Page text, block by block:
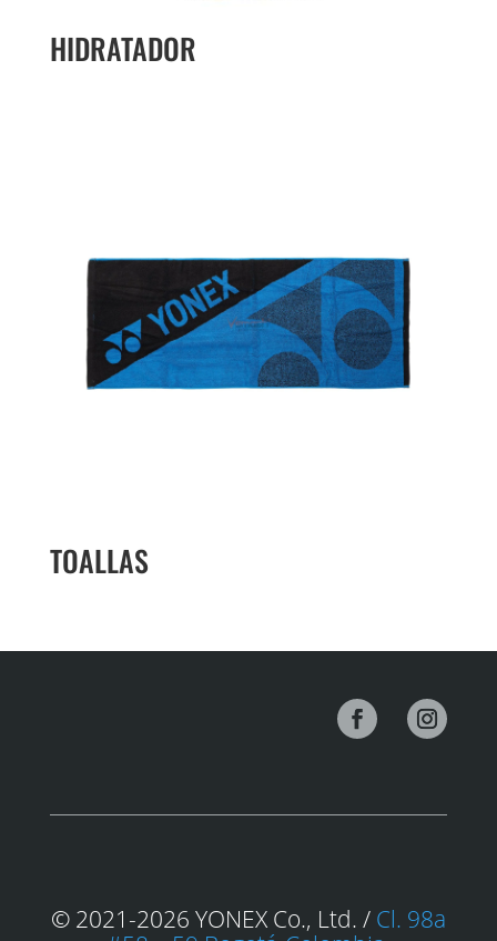
HIDRATADOR
TOALLAS
© 2021-2026 YONEX Co., Ltd. /Cl. 98a